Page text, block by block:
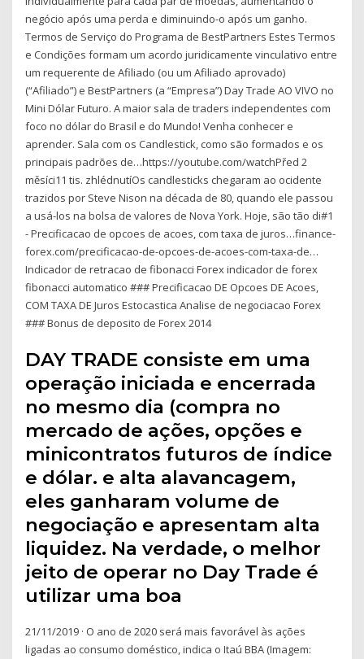
negócio após uma perda e diminuindo-o após um ganho.
Termos de Serviço do Programa de BestPartners Estes Termos
e Condições formam um acordo juridicamente vinculativo entre
um requerente de Afiliado (ou um Afiliado aprovado)
(“Afiliado”) e BestPartners (a “Empresa”) Day Trade AO VIVO no
Mini Dólar Futuro. A maior sala de traders independentes com
foco no dólar do Brasil e do Mundo! Venha conhecer e
aprender. Sala com os Candlestick, como são formados e os
principais padrões de…https://youtube.com/watchPřed 2
měsíci11 tis. zhlédnutíOs candlesticks chegaram ao ocidente
trazidos por Steve Nison na década de 80, quando ele passou
a usá-los na bolsa de valores de Nova York. Hoje, são tão di#1
- Precificacao de opcoes de acoes, com taxa de juros…finance-
forex.com/precificacao-de-opcoes-de-acoes-com-taxa-de…
Indicador de retracao de fibonacci Forex indicador de forex
fibonacci automatico ### Precificacao DE Opcoes DE Acoes,
COM TAXA DE Juros Estocastica Analise de negociacao Forex
### Bonus de deposito de Forex 2014
DAY TRADE consiste em uma
operação iniciada e encerrada
no mesmo dia (compra no
mercado de ações, opções e
minicontratos futuros de índice
e dólar. e alta alavancagem,
eles ganharam volume de
negociação e apresentam alta
liquidez. Na verdade, o melhor
jeito de operar no Day Trade é
utilizar uma boa
21/11/2019 · O ano de 2020 será mais favorável às ações
ligadas ao consumo doméstico, indica o Itaú BBA (Imagem: